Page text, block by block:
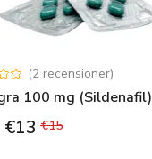
(2 recensioner)
100 mg (Sildenafil)
€13 €15